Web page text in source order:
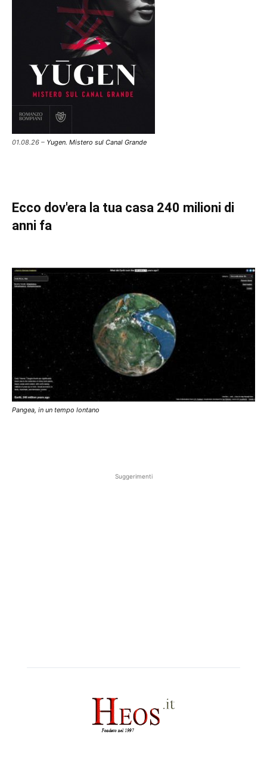
01.08.26 – Yugen. Mistero sul Canal Grande
Ecco dov'era la tua casa 240 milioni di
anni fa
Pangea, in un tempo lontano
Suggerimenti